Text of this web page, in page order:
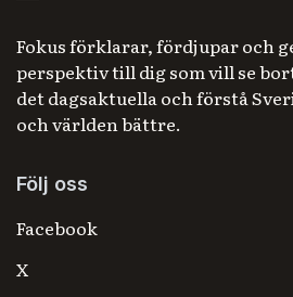
Fokus förklarar, fördjupar och
perspektiv till dig som vill se
det dagsaktuella och förstå
och världen bättre.
Följ oss
Facebook
X